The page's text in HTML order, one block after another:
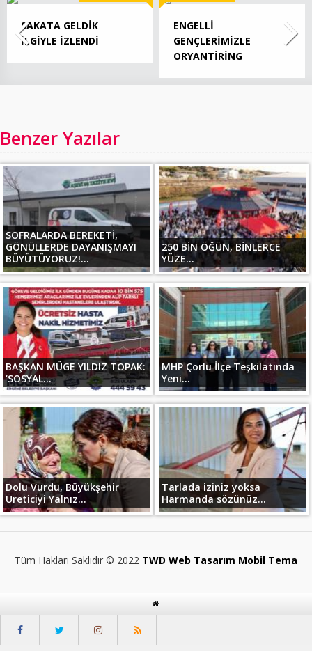
SAKATA GELDİK
İLGİYLE İZLENDİ
ENGELLİ
GENÇLERİMİZLE
ORYANTİRİNG
Benzer Yazılar
SOFRALARDA BEREKETİ,
GÖNÜLLERDE DAYANIŞMAYI
BÜYÜTÜYORUZ!...
250 BİN ÖĞÜN, BİNLERCE
YÜZE...
BAŞKAN MÜGE YILDIZ TOPAK:
‘SOSYAL...
MHP Çorlu İlçe Teşkilatında
Yeni...
Dolu Vurdu, Büyükşehir
Üreticiyi Yalnız...
Tarlada iziniz yoksa
Harmanda sözünüz...
Tüm Hakları Saklıdır © 2022 TWD Web Tasarım Mobil Tema